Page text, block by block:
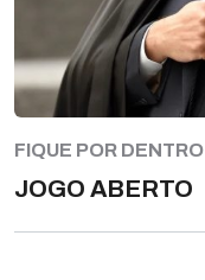
FIQUE POR DENTRO
JOGO ABERTO